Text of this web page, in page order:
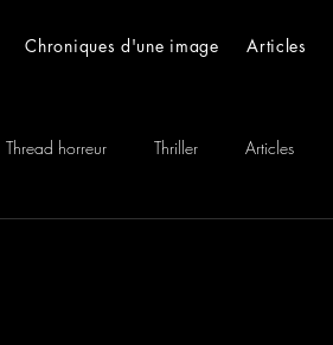
Chroniques d'une image Articles
Thread horreur Thriller Articles